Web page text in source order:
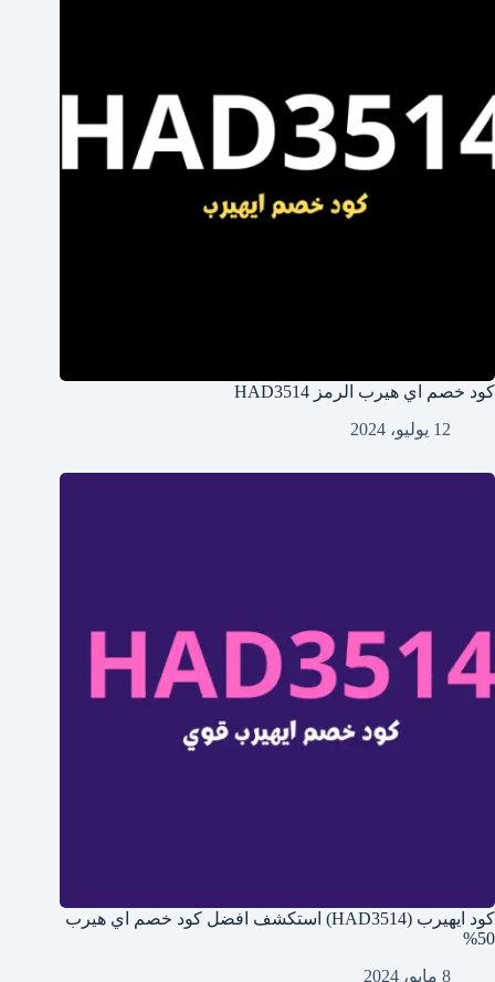
كود خصم اي هيرب الرمز HAD3514
12 يوليو، 2024
كود ايهيرب (HAD3514) استكشف افضل كود خصم اي هيرب
50%
8 مايو، 2024